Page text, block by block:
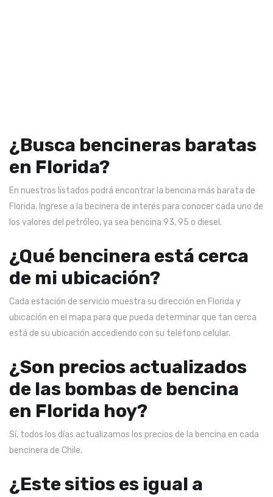
¿Busca bencineras baratas
en Florida?
En nuestros listados podrá encontrar la bencina más barata de
Florida. Ingrese a la becinera de interés para conocer cada uno de
los valores del petróleo, ya sea bencina 93, 95 o diesel.
¿Qué bencinera está cerca
de mi ubicación?
Cada estación de servicio muestra su dirección en Florida y
ubicación en el mapa para que pueda determinar que tan cerca
está de su ubicación accediendo con su teléfono celular.
¿Son precios actualizados
de las bombas de bencina
en Florida hoy?
Sí, todos los días actualizamos los precios de la bencina en cada
bencinera de Chile.
¿Este sitios es igual a